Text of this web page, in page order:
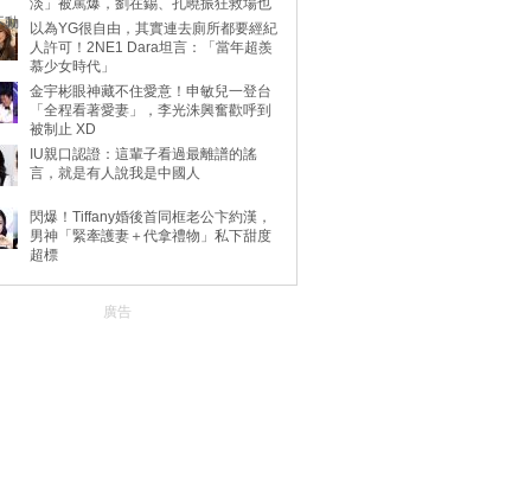
淡」被罵爆，劉在錫、孔曉振狂救場也
動
以為YG很自由，其實連去廁所都要經紀
人許可！2NE1 Dara坦言：「當年超羨
慕少女時代」
金宇彬眼神藏不住愛意！申敏兒一登台
「全程看著愛妻」，李光洙興奮歡呼到
被制止 XD
IU親口認證：這輩子看過最離譜的謠
言，就是有人說我是中國人
閃爆！Tiffany婚後首同框老公卞約漢，
男神「緊牽護妻＋代拿禮物」私下甜度
超標
廣告